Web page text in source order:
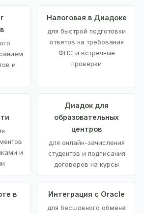
и
Налоговая в Диадоке
для быстрой подготовки
ответов на требования
ФНС и встречные
проверки
и
Диадок для
образовательных
центров
для онлайн-зачисления
студентов и подписания
договоров на курсы
в
Интеграция с Oracle
для бесшовного обмена